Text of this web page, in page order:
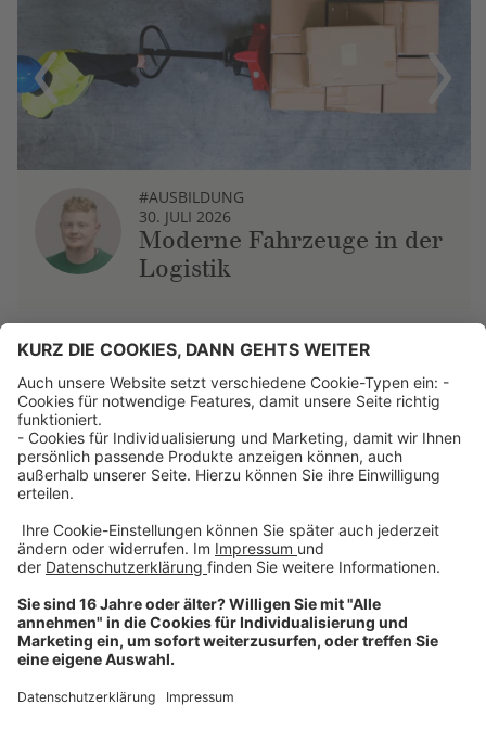
Previous
#AUSBILDUNG
30. JULI 2026
Moderne Fahrzeuge in der
Logistik
Next
Über uns
Dehner Unternehmen
Jobs bei Dehner